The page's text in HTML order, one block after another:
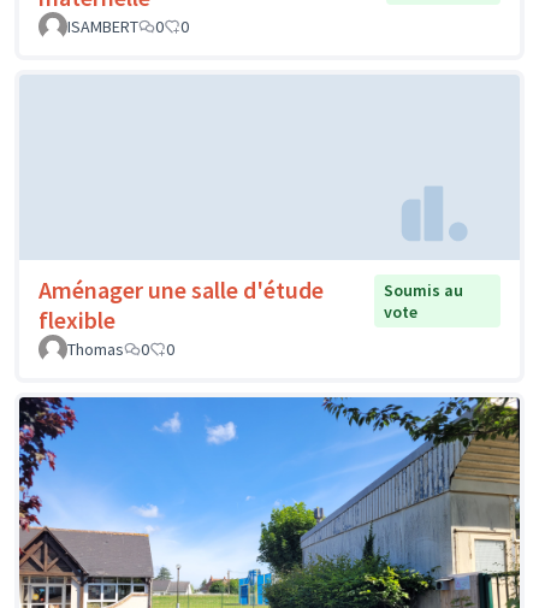
ISAMBERT
0 0
Aménager une salle d'étude
flexible
Soumis au
vote
Thomas
0 0